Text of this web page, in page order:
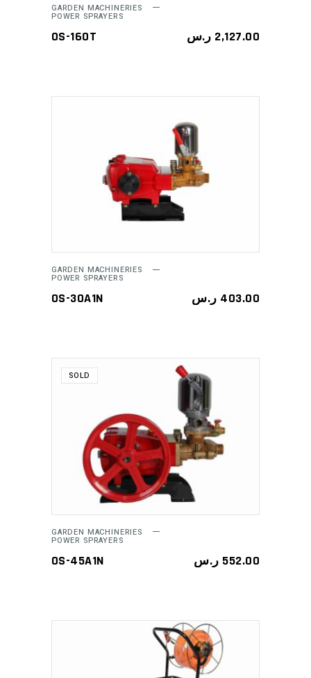
GARDEN MACHINERIES
POWER SPRAYERS
OS-160T 2,127.00 ر.س
ADD TO CART
GARDEN MACHINERIES
POWER SPRAYERS
OS-30A1N 403.00 ر.س
SOLD
READ MORE
GARDEN MACHINERIES
POWER SPRAYERS
OS-45A1N 552.00 ر.س